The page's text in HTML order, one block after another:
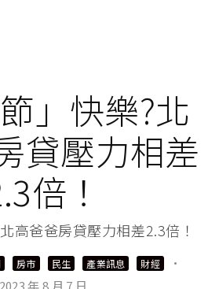
節」快樂?北
貸壓力相差
倍！
高爸爸房貸壓力相差2.3倍！
房市 民生 產業訊息 財經
·